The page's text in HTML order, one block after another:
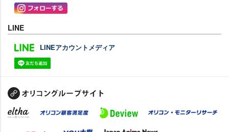
LINE
LINEアカウントメディア